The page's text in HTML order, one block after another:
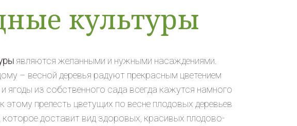
культуры
являются желанными и нужными насаждениями.
– весной деревья радуют прекрасным цветением
ягоды из собственного сада всегда кажутся намного
этому прелесть цветущих по весне плодовых деревьев
которое доставит вид здоровых, красивых плодово-